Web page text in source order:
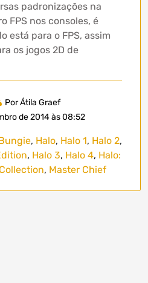
padronizações na
FPS nos consoles, é
está para o FPS, assim
os jogos 2D de
Por Átila Graef
de 2014 às 08:52
, Halo, Halo 1, Halo 2,
, Halo 3, Halo 4, Halo:
, Master Chief